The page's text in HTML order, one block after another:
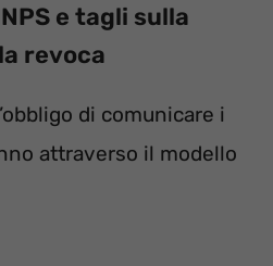
e tagli sulla
revoca
di comunicare i
attraverso il modello